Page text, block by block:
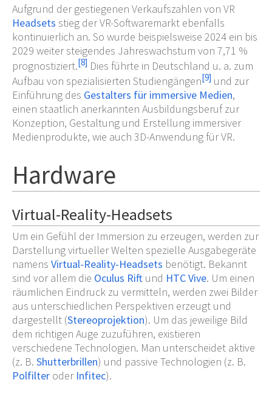
Aufgrund der gestiegenen Verkaufszahlen von VR
Headsets stieg der VR-Softwaremarkt ebenfalls
kontinuierlich an. So wurde beispielsweise 2024 ein bis
2029 weiter steigendes Jahreswachstum von 7,71 %
prognostiziert.[8] Dies führte in Deutschland u. a. zum
Aufbau von spezialisierten Studiengängen[9] und zur
Einführung des Gestalters für immersive Medien,
einen staatlich anerkannten Ausbildungsberuf zur
Konzeption, Gestaltung und Erstellung immersiver
Medienprodukte, wie auch 3D-Anwendung für VR.
Hardware
Virtual-Reality-Headsets
Um ein Gefühl der Immersion zu erzeugen, werden zur
Darstellung virtueller Welten spezielle Ausgabegeräte
namens Virtual-Reality-Headsets benötigt. Bekannt
sind vor allem die Oculus Rift und HTC Vive. Um einen
räumlichen Eindruck zu vermitteln, werden zwei Bilder
aus unterschiedlichen Perspektiven erzeugt und
dargestellt (Stereoprojektion). Um das jeweilige Bild
dem richtigen Auge zuzuführen, existieren
verschiedene Technologien. Man unterscheidet aktive
(z. B. Shutterbrillen) und passive Technologien (z. B.
Polfilter oder Infitec).